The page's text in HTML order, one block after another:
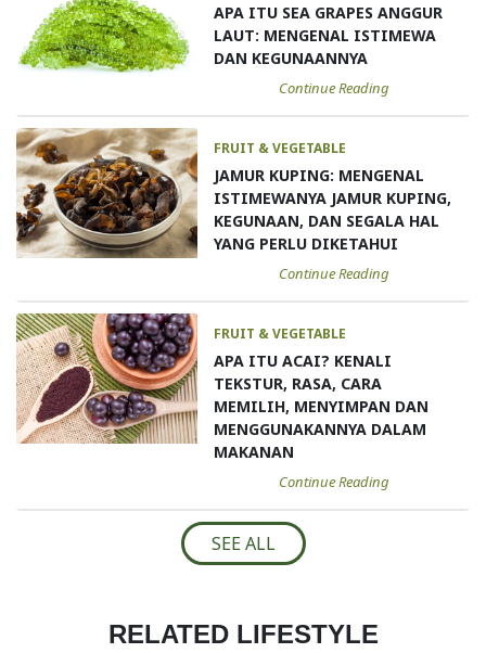
APA ITU SEA GRAPES ANGGUR
LAUT: MENGENAL ISTIMEWA
DAN KEGUNAANNYA
Continue Reading
FRUIT & VEGETABLE
JAMUR KUPING: MENGENAL
ISTIMEWANYA JAMUR KUPING,
KEGUNAAN, DAN SEGALA HAL
YANG PERLU DIKETAHUI
Continue Reading
FRUIT & VEGETABLE
APA ITU ACAI? KENALI
TEKSTUR, RASA, CARA
MEMILIH, MENYIMPAN DAN
MENGGUNAKANNYA DALAM
MAKANAN
Continue Reading
SEE ALL
RELATED LIFESTYLE